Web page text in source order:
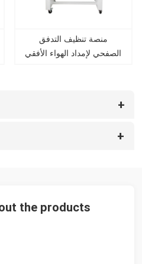
منصة تنظيف التدفق
الصفحي لإمداد الهواء الأفقي
the products